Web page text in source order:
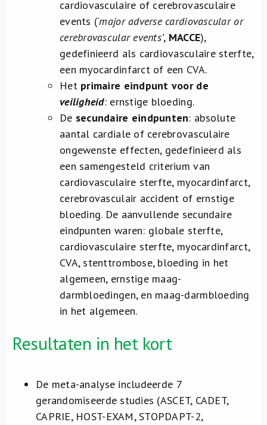
cardiovasculaire of cerebrovasculaire
events (‘major adverse cardiovascular or
cerebrovascular events’, MACCE),
gedefinieerd als cardiovasculaire sterfte,
een myocardinfarct of een CVA.
Het primaire eindpunt voor de
veiligheid: ernstige bloeding.
De secundaire eindpunten: absolute
aantal cardiale of cerebrovasculaire
ongewenste effecten, gedefinieerd als
een samengesteld criterium van
cardiovasculaire sterfte, myocardinfarct,
cerebrovasculair accident of ernstige
bloeding. De aanvullende secundaire
eindpunten waren: globale sterfte,
cardiovasculaire sterfte, myocardinfarct,
CVA, stenttrombose, bloeding in het
algemeen, ernstige maag-
darmbloedingen, en maag-darmbloeding
in het algemeen.
Resultaten in het kort
De meta-analyse includeerde 7
gerandomiseerde studies (ASCET, CADET,
CAPRIE, HOST-EXAM, STOPDAPT-2,